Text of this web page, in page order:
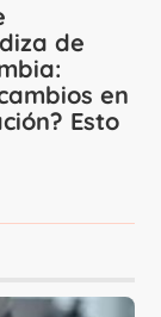
de
en
Esto